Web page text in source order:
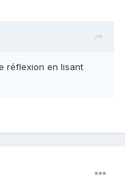
réflexion en lisant